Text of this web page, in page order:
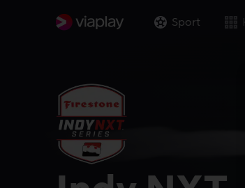
Sport